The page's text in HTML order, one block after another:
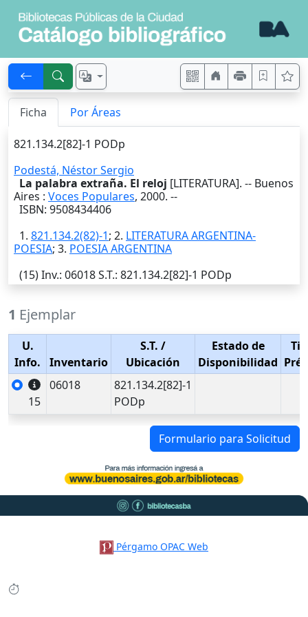
Ficha Por Áreas
821.134.2[82]-1 PODp
Podestá, Néstor Sergio
La palabra extraña. El reloj [LITERATURA]. -- Buenos
Aires : Voces Populares, 2000. --
ISBN: 9508434406
1. 821.134.2(82)-1; 2. LITERATURA ARGENTINA-
POESIA; 3. POESIA ARGENTINA
(15)Inv.: 06018S.T.: 821.134.2[82]-1 PODp
1 Ejemplar
U.
Info.
Inventario
S.T. /
Ubicación
Estado de
Disponibilidad
15
06018
821.134.2[82]-1
PODp
Formulario para Solicitud
Pérgamo OPAC Web